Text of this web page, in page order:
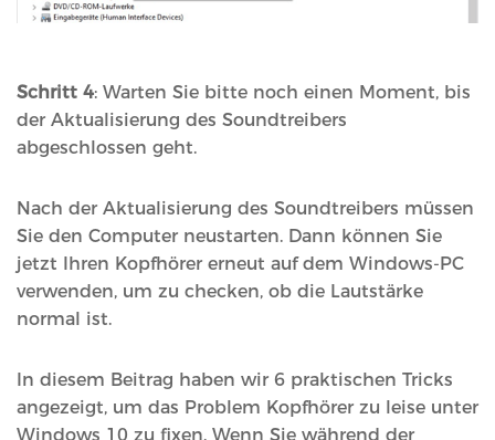
Schritt 4: Warten Sie bitte noch einen Moment, bis
der Aktualisierung des Soundtreibers
abgeschlossen geht.
Nach der Aktualisierung des Soundtreibers müssen
Sie den Computer neustarten. Dann können Sie
jetzt Ihren Kopfhörer erneut auf dem Windows-PC
verwenden, um zu checken, ob die Lautstärke
normal ist.
In diesem Beitrag haben wir 6 praktischen Tricks
angezeigt, um das Problem Kopfhörer zu leise unter
Windows 10 zu fixen. Wenn Sie während der